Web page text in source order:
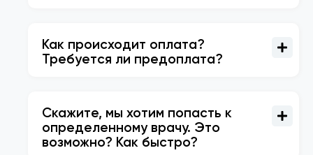
Как происходит оплата?
Требуется ли предоплата?
Скажите, мы хотим попасть к
определенному врачу. Это
возможно? Как быстро?